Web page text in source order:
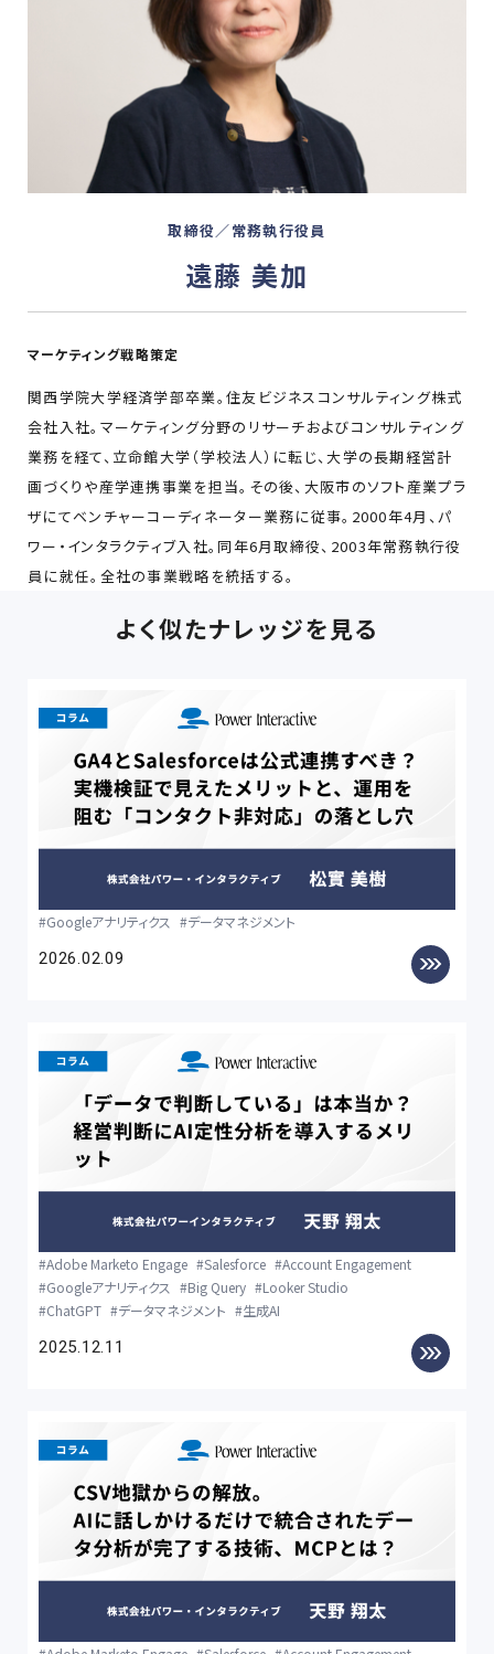
取締役／常務執⾏役員
遠藤 美加
マーケティング戦略策定
関⻄学院⼤学経済学部卒業。住友ビジネスコンサルティング株式
会社⼊社。マーケティング分野のリサーチおよびコンサルティング
業務を経て、⽴命館⼤学（学校法⼈）に転じ、⼤学の⻑期経営計
画づくりや産学連携事業を担当。その後、⼤阪市のソフト産業プラ
ザにてベンチャーコーディネーター業務に従事。2000年4⽉、パ
ワー・インタラクティブ⼊社。同年6⽉取締役、2003年常務執⾏役
員に就任。全社の事業戦略を統括する。
よく似たナレッジを見る
Googleアナリティクス データマネジメント
2026.02.09
Adobe Marketo Engage Salesforce
Account Engagement
Googleアナリティクス
Big Query
Looker Studio
ChatGPT
データマネジメント 生成AI
2025.12.11